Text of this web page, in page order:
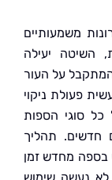
יעילה
העור
ניקוי
הספות
תהליך
זמן